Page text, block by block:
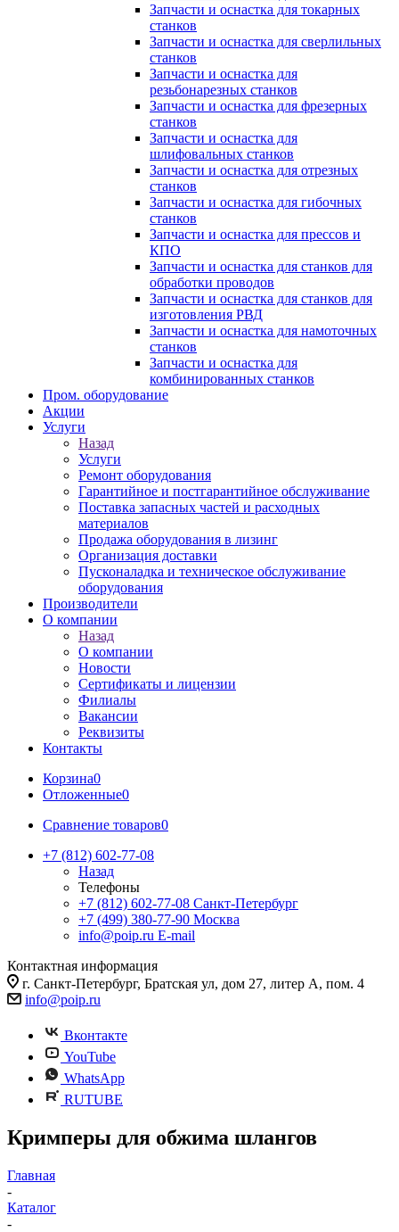
Запчасти и оснастка для токарных
станков
Запчасти и оснастка для сверлильных
станков
Запчасти и оснастка для
резьбонарезных станков
Запчасти и оснастка для фрезерных
станков
Запчасти и оснастка для
шлифовальных станков
Запчасти и оснастка для отрезных
станков
Запчасти и оснастка для гибочных
станков
Запчасти и оснастка для прессов и
КПО
Запчасти и оснастка для станков для
обработки проводов
Запчасти и оснастка для станков для
изготовления РВД
Запчасти и оснастка для намоточных
станков
Запчасти и оснастка для
комбинированных станков
Пром. оборудование
Акции
Услуги
Назад
Услуги
Ремонт оборудования
Гарантийное и постгарантийное обслуживание
Поставка запасных частей и расходных
материалов
Продажа оборудования в лизинг
Организация доставки
Пусконаладка и техническое обслуживание
оборудования
Производители
О компании
Назад
О компании
Новости
Сертификаты и лицензии
Филиалы
Вакансии
Реквизиты
Контакты
Корзина0
Отложенные0
Сравнение товаров0
+7 (812) 602-77-08
Назад
Телефоны
+7 (812) 602-77-08 Санкт-Петербург
+7 (499) 380-77-90 Москва
info@poip.ru E-mail
Контактная информация
г. Санкт-Петербург, Братская ул, дом 27, литер А, пом. 4
info@poip.ru
Вконтакте
YouTube
WhatsApp
RUTUBE
Кримперы для обжима шлангов
Главная
-
Каталог
-